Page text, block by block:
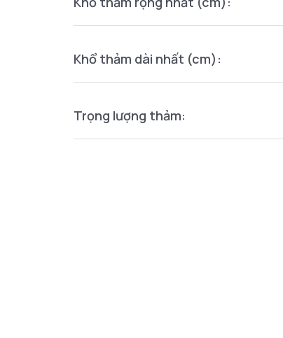
Khổ thảm dài nhất (cm):
Trọng lượng thảm: